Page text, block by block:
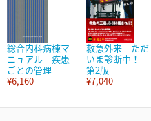
総合内科病棟マ
ニュアル 疾患
ごとの管理
¥6,160
救急外来 ただ
いま診断中！
第2版
¥7,040